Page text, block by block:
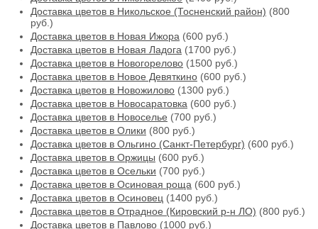
Доставка цветов в Никольское (Тосненский район) (800
руб.)
Доставка цветов в Новая Ижора (600 руб.)
Доставка цветов в Новая Ладога (1700 руб.)
Доставка цветов в Новогорелово (1500 руб.)
Доставка цветов в Новое Девяткино (600 руб.)
Доставка цветов в Новожилово (1300 руб.)
Доставка цветов в Новосаратовка (600 руб.)
Доставка цветов в Новоселье (700 руб.)
Доставка цветов в Олики (800 руб.)
Доставка цветов в Ольгино (Санкт-Петербург) (600 руб.)
Доставка цветов в Оржицы (600 руб.)
Доставка цветов в Осельки (700 руб.)
Доставка цветов в Осиновая роща (600 руб.)
Доставка цветов в Осиновец (1400 руб.)
Доставка цветов в Отрадное (Кировский р-н ЛО) (800 руб.)
Доставка цветов в Павлово (1000 руб.)